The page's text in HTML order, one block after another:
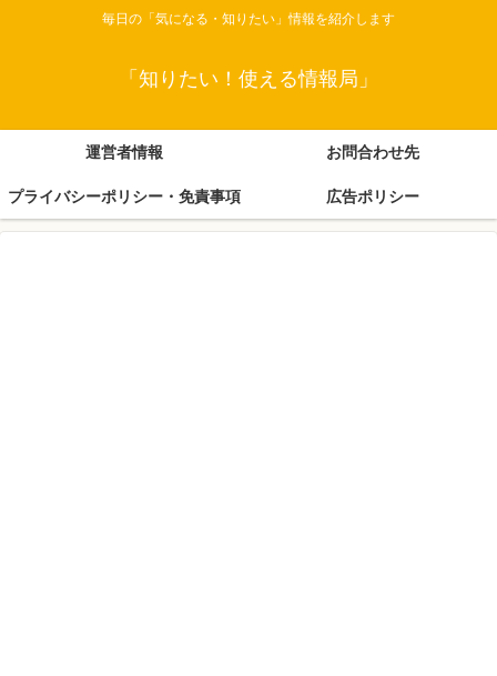
毎日の「気になる・知りたい」情報を紹介します
「知りたい！使える情報局」
運営者情報 お問合わせ先
プライバシーポリシー・免責事項 広告ポリシー